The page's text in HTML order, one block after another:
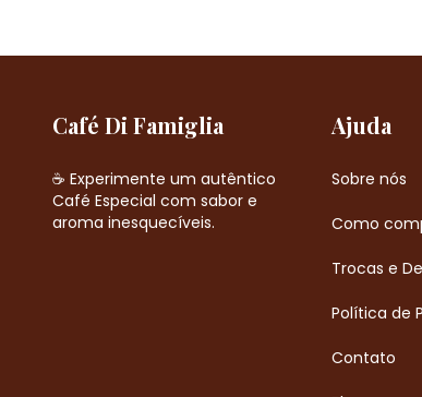
Café Di Famiglia
☕ Experimente um autêntico
Café Especial com sabor e
aroma inesquecíveis.
Ajuda
Sobre nós
Como
Trocas e
Política de
Contato